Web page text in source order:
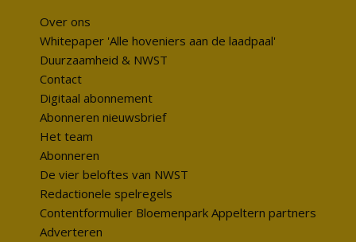
Over ons
Whitepaper 'Alle hoveniers aan de laadpaal'
Duurzaamheid & NWST
Contact
Digitaal abonnement
Abonneren nieuwsbrief
Het team
Abonneren
De vier beloftes van NWST
Redactionele spelregels
Contentformulier Bloemenpark Appeltern partners
Adverteren